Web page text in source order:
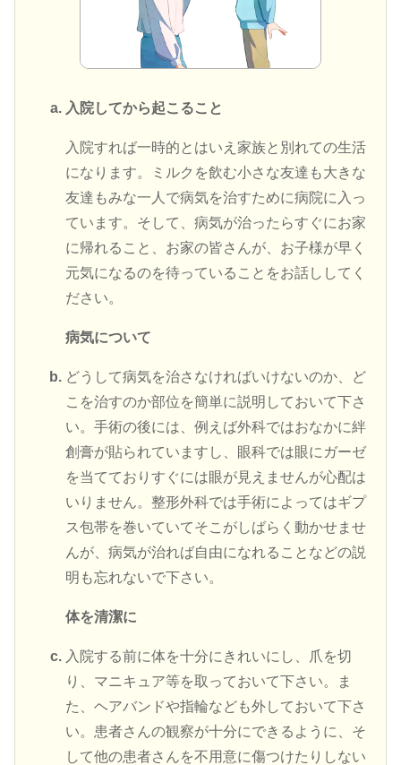
入院してから起こること
入院すれば一時的とはいえ家族と別れての生活
になります。ミルクを飲む小さな友達も大きな
友達もみな一人で病気を治すために病院に入っ
ています。そして、病気が治ったらすぐにお家
に帰れること、お家の皆さんが、お子様が早く
元気になるのを待っていることをお話ししてく
ださい。
病気について
どうして病気を治さなければいけないのか、ど
こを治すのか部位を簡単に説明しておいて下さ
い。手術の後には、例えば外科ではおなかに絆
創膏が貼られていますし、眼科では眼にガーゼ
を当てておりすぐには眼が見えませんが心配は
いりません。整形外科では手術によってはギプ
ス包帯を巻いていてそこがしばらく動かせませ
んが、病気が治れば自由になれることなどの説
明も忘れないで下さい。
体を清潔に
入院する前に体を十分にきれいにし、爪を切
り、マニキュア等を取っておいて下さい。ま
た、ヘアバンドや指輪なども外しておいて下さ
い。患者さんの観察が十分にできるように、そ
して他の患者さんを不用意に傷つけたりしない